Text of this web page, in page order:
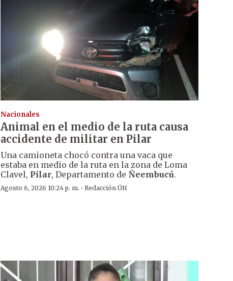
Nacionales
Animal en el medio de la ruta causa
accidente de militar en Pilar
Una camioneta chocó contra una vaca que
estaba en medio de la ruta en la zona de Loma
Clavel, Pilar, Departamento de Ñeembucú.
Agosto 6, 2026 10:24 p. m. · Redacción ÚH